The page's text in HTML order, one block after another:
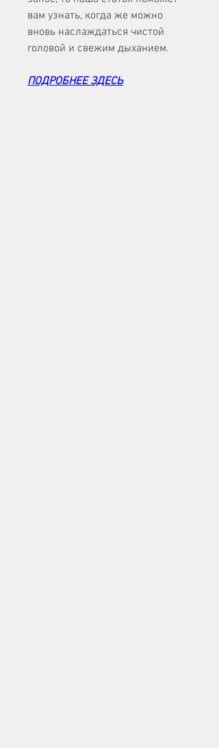
вам узнать, когда же можно
вновь наслаждаться чистой
головой и свежим дыханием.
ПОДРОБНЕЕ ЗДЕСЬ